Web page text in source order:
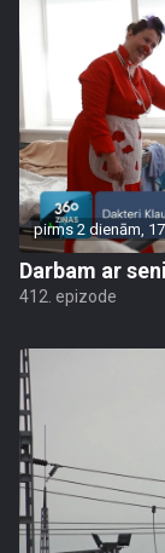
pirms 2 dienām,
Darbam ar
412. epizode